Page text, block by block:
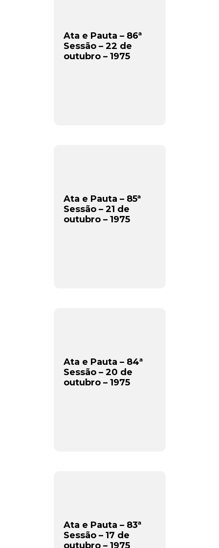
Ata e Pauta – 86ª
Sessão – 22 de
outubro – 1975
Ata e Pauta – 85ª
Sessão – 21 de
outubro – 1975
Ata e Pauta – 84ª
Sessão – 20 de
outubro – 1975
Ata e Pauta – 83ª
Sessão – 17 de
outubro – 1975